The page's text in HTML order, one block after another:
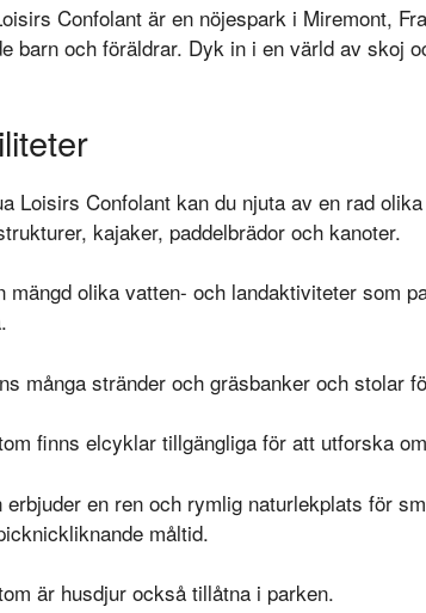
Confolant är en nöjespark i Miremont,
barn och föräldrar. Dyk in i en värld av skoj
Loisirs Confolant kan du njuta av en rad
kajaker, paddelbrädor och kanoter.
mängd olika vatten- och landaktiviteter som
många stränder och gräsbanker och stolar
finns elcyklar tillgängliga för att utforska
erbjuder en ren och rymlig naturlekplats för
måltid.
är husdjur också tillåtna i parken.